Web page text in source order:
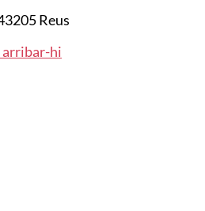
Reus
arribar-hi